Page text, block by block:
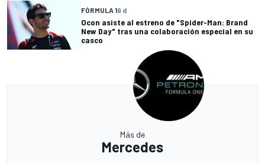
FÓRMULA 19 d
Ocon asiste al estreno de "Spider-Man: Brand
New Day" tras una colaboración especial en su
casco
Más de
Mercedes